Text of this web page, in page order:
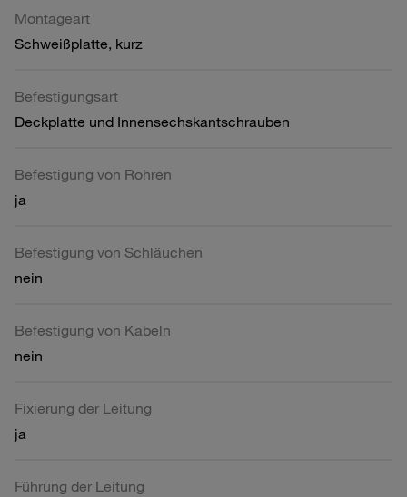
Montageart
Schweißplatte, kurz
Befestigungsart
Deckplatte und Innensechskantschrauben
Befestigung von Rohren
ja
Befestigung von Schläuchen
nein
Befestigung von Kabeln
nein
Fixierung der Leitung
ja
Führung der Leitung